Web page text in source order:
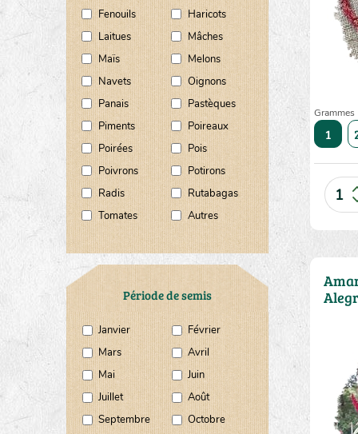
Fenouils
Haricots
Laitues
Mâches
Maïs
Melons
Navets
Oignons
Panais
Pastèques
Piments
Poireaux
Poirées
Pois
Poivrons
Potirons
Radis
Rutabagas
Tomates
Autres
Période de semis
Janvier
Février
Mars
Avril
Mai
Juin
Juillet
Août
Septembre
Octobre
Grammes
10 20 1